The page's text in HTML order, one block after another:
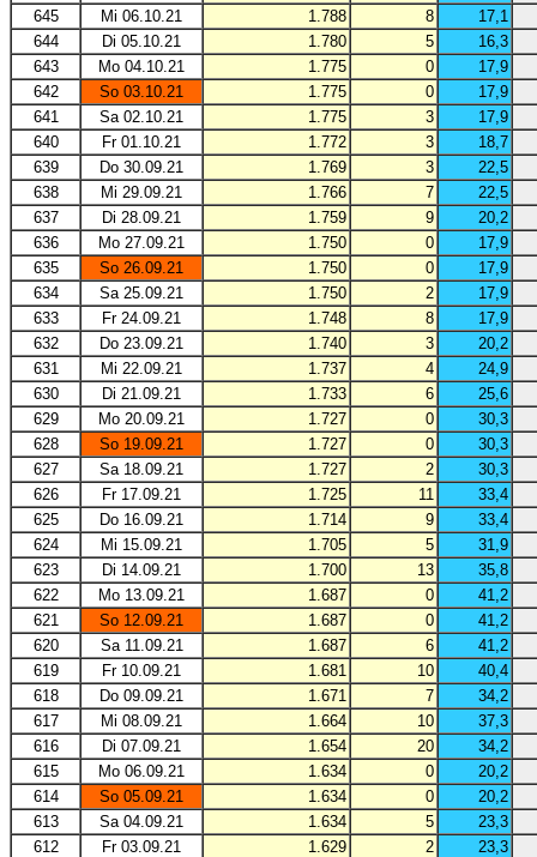
645 Mi 06.10.21 1.788 8
17,1
644
Di 05.10.21 1.780 5
16,3
643
Mo 04.10.21 1.775 0
17,9
642
So 03.10.21 1.775 0
17,9
641
Sa 02.10.21 1.775 3
17,9
640
Fr 01.10.21 1.772 3
18,7
639
Do 30.09.21 1.769 3
22,5
638
Mi 29.09.21 1.766 7
22,5
637
Di 28.09.21 1.759 9
20,2
636
Mo 27.09.21 1.750 0
17,9
635
So 26.09.21 1.750 0
17,9
634
Sa 25.09.21 1.750 2
17,9
633
Fr 24.09.21 1.748 8
17,9
632
Do 23.09.21 1.740 3
20,2
631
Mi 22.09.21 1.737 4
24,9
630
Di 21.09.21 1.733 6
25,6
629
Mo 20.09.21 1.727 0
30,3
628
So 19.09.21 1.727 0
30,3
627
Sa 18.09.21 1.727 2
30,3
626
Fr 17.09.21 1.725 11
33,4
625
Do 16.09.21 1.714 9
33,4
624
Mi 15.09.21 1.705 5
31,9
623
Di 14.09.21 1.700 13
35,8
622
Mo 13.09.21 1.687 0
41,2
621
So 12.09.21 1.687 0
41,2
620
Sa 11.09.21 1.687 6
41,2
619
Fr 10.09.21 1.681 10
40,4
618
Do 09.09.21 1.671 7
34,2
617
Mi 08.09.21 1.664 10
37,3
616
Di 07.09.21 1.654 20
34,2
615
Mo 06.09.21 1.634 0
20,2
614
So 05.09.21 1.634 0
20,2
613
Sa 04.09.21 1.634 5
23,3
612
Fr 03.09.21 1.629 2
23,3